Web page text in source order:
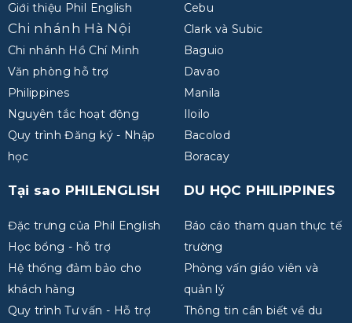
Giới thiệu Phil English
Chi nhánh Hà Nội
Chi nhánh Hồ Chí Minh
Văn phòng hỗ trợ
Philippines
Nguyên tắc hoạt động
Quy trình Đăng ký - Nhập
học
Tại sao PHILENGLISH
Đặc trưng của Phil English
Học bổng - hỗ trợ
Hệ thống đảm bảo cho
khách hàng
Quy trình Tư vấn - Hỗ trợ
Cebu
Clark và Subic
Baguio
Davao
Manila
Iloilo
Bacolod
Boracay
DU HỌC PHILIPPINES
Báo cáo tham quan thực tế
trường
Phỏng vấn giáo viên và
quản lý
Thông tin cần biết về du